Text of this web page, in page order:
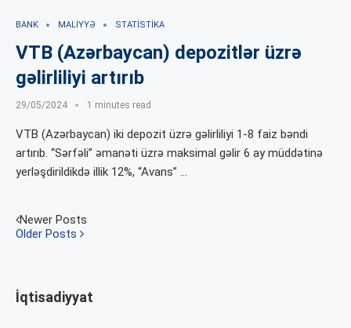
BANK MALIYYƏ STATISTIKA
VTB (Azərbaycan) depozitlər üzrə
gəlirliliyi artırıb
29/05/2024 1 minutes read
VTB (Azərbaycan) iki depozit üzrə gəlirliliyi 1-8 faiz bəndi
artırıb. “Sərfəli” əmanəti üzrə maksimal gəlir 6 ay müddətinə
yerləşdirildikdə illik 12%, “Avans” …
Newer Posts
Older Posts
İqtisadiyyat